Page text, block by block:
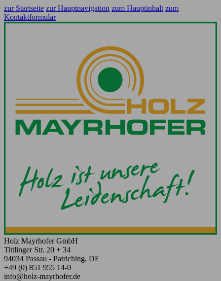
zur Startseite zur Hauptnavigation zum Hauptinhalt zum
Kontaktformular
Holz Mayrhofer GmbH
Tittlinger Str. 20 + 34
94034 Passau - Patriching, DE
+49 (0) 851 955 14-0
info@holz-mayrhofer.de